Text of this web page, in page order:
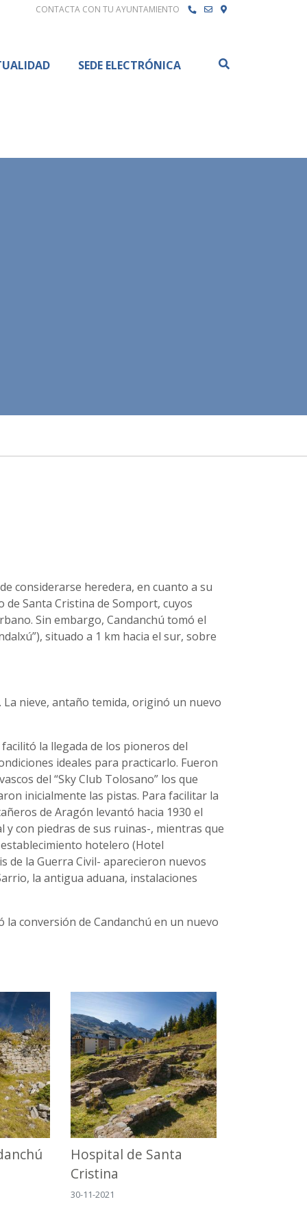
CONTACTA CON TU AYUNTAMIENTO
SEDE ELECTRÓNICA
considerarse heredera, en cuanto a su
Santa Cristina de Somport, cuyos
Sin embargo, Candanchú tomó el
situado a 1 km hacia el sur, sobre
nieve, antaño temida, originó un nuevo
la llegada de los pioneros del
ideales para practicarlo. Fueron
del “Sky Club Tolosano” los que
inicialmente las pistas. Para facilitar la
de Aragón levantó hacia 1930 el
con piedras de sus ruinas-, mientras que
hotelero (Hotel
de la Guerra Civil- aparecieron nuevos
la antigua aduana, instalaciones
la conversión de Candanchú en un nuevo
Hospital de Santa
Cristina
30-11-2021